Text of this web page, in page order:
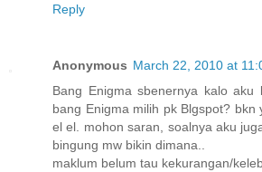
Reply
Anonymous March 22, 2010 at
Bang Enigma sbenernya kalo aku
bang Enigma milih pk Blgspot? bkn
el el. mohon saran, soalnya aku
bingung mw bikin dimana..
maklum belum tau kekurangan/